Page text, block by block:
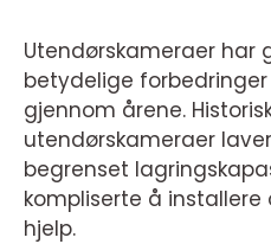
Utendørskameraer har
betydelige
gjennom årene.
utendørskameraer
begrenset
kompliserte å installere
hjelp.